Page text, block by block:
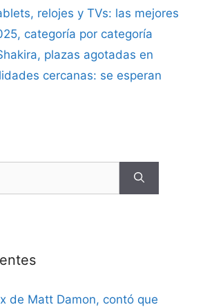
relojes y TVs: las mejores
categoría por categoría
plazas agotadas en
cercanas: se esperan
de Matt Damon, contó que